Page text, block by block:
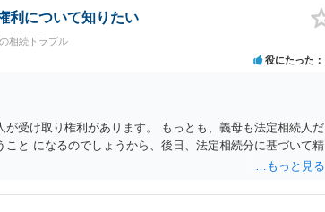
利について知りたい
相続トラブル
役にたった
受け取り権利があります。 もっとも、義母も法定相続人だ
と になるのでしょうから、後日、法定相続分に基づいて精